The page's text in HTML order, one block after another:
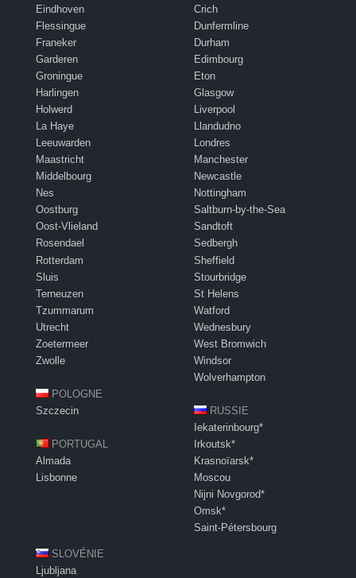
Eindhoven
Flessingue
Franeker
Garderen
Groningue
Harlingen
Holwerd
La Haye
Leeuwarden
Maastricht
Middelbourg
Nes
Oostburg
Oost-Vlieland
Rosendael
Rotterdam
Sluis
Terneuzen
Tzummarum
Utrecht
Zoetermeer
Zwolle
POLOGNE
Szczecin
PORTUGAL
Almada
Lisbonne
Crich
Dunfermline
Durham
Edimbourg
Eton
Glasgow
Liverpool
Llandudno
Londres
Manchester
Newcastle
Nottingham
Saltburn-by-the-Sea
Sandtoft
Sedbergh
Sheffield
Stourbridge
St Helens
Watford
Wednesbury
West Bromwich
Windsor
Wolverhampton
RUSSIE
Iekaterinbourg*
Irkoutsk*
Krasnoïarsk*
Moscou
Nijni Novgorod*
Omsk*
Saint-Pétersbourg
SLOVÉNIE
Ljubljana